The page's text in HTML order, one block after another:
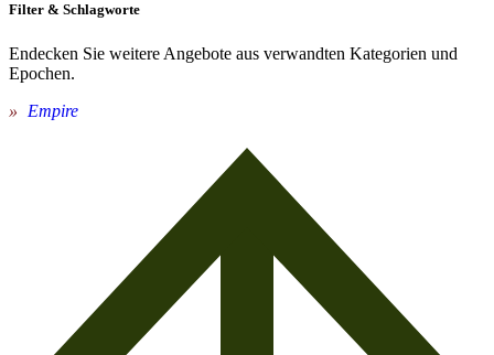
Filter & Schlagworte
Endecken Sie weitere Angebote aus verwandten Kategorien und
Epochen.
Empire